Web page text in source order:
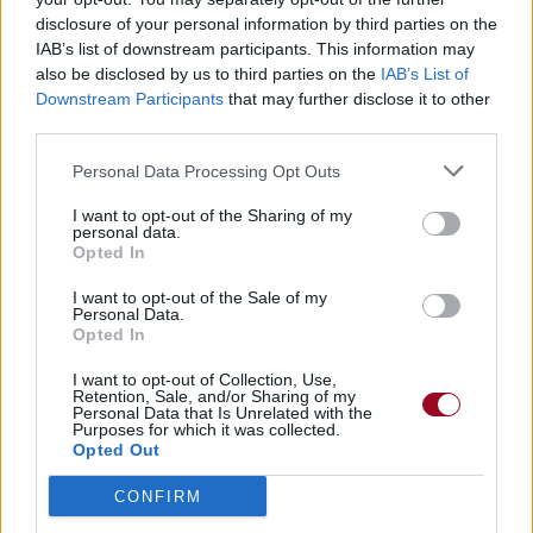
disclosure of your personal information by third parties on the
IAB’s list of downstream participants. This information may
also be disclosed by us to third parties on the IAB’s List of
Downstream Participants that may further disclose it to other
Personal Data Processing Opt Outs
I want to opt-out of the Sharing of my
personal data.
Opted In
I want to opt-out of the Sale of my
Personal Data.
Opted In
I want to opt-out of Collection, Use,
Retention, Sale, and/or Sharing of my
Personal Data that Is Unrelated with the
Purposes for which it was collected.
Opted Out
CONFIRM